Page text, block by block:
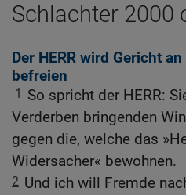
Schlachter 2000
Der HERR wird Gericht
befreien
1
So spricht der HERR:
Verderben bringenden
gegen die, welche das
Widersacher« bewohnen.
2 Und ich will Fremde